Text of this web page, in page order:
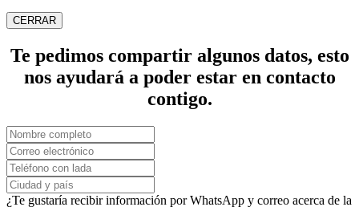
CERRAR
Te pedimos compartir algunos datos, esto
nos ayudará a poder estar en contacto
contigo.
¿Te gustaría recibir información por WhatsApp y correo acerca de la